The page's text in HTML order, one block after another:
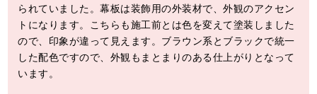
られていました。幕板は装飾用の外装材で、外観のアクセン
トになります。こちらも施工前とは色を変えて塗装しました
ので、印象が違って見えます。ブラウン系とブラックで統一
した配色ですので、外観もまとまりのある仕上がりとなって
います。